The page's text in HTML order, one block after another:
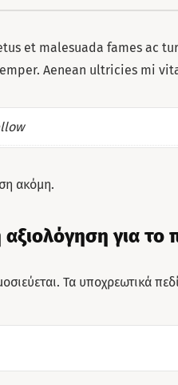
et malesuada fames ac
Aenean ultricies mi
ακόμη.
για το
Τα υποχρεωτικά